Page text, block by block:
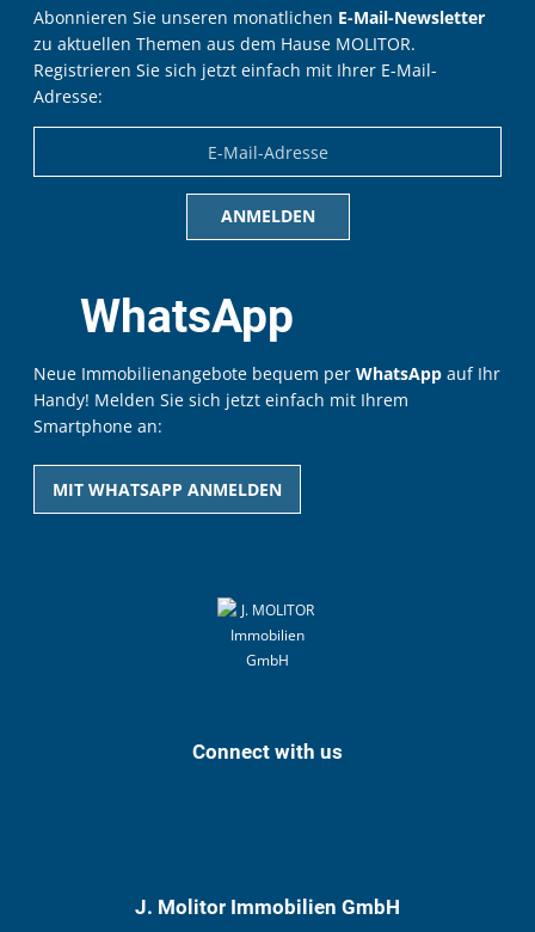
Abonnieren Sie unseren monatlichen E-Mail-Newsletter
zu aktuellen Themen aus dem Hause MOLITOR.
Registrieren Sie sich jetzt einfach mit Ihrer E-Mail-
Adresse:
WhatsApp
Neue Immobilienangebote bequem per WhatsApp auf Ihr
Handy! Melden Sie sich jetzt einfach mit Ihrem
Smartphone an:
MIT WHATSAPP ANMELDEN
Connect with us
J. Molitor Immobilien GmbH